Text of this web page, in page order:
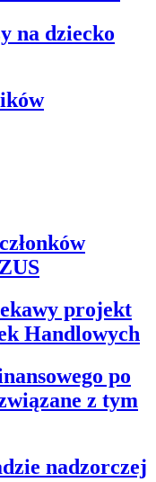
na dziecko
projekt
Handlowych
po
z tym
nadzorczej